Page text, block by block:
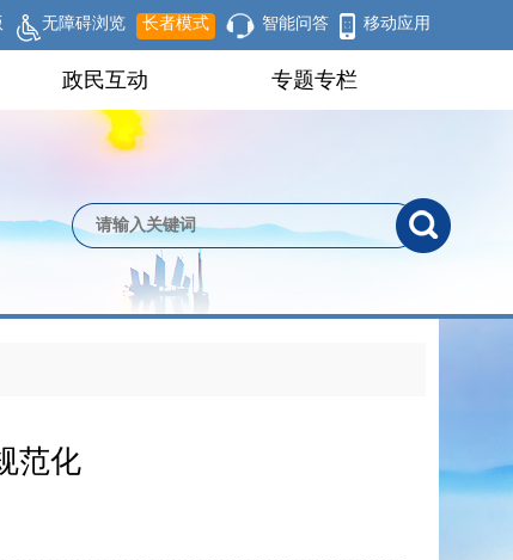
无障碍浏览 长者模式 智能问答 移动应用
政民互动 专题专栏
范化